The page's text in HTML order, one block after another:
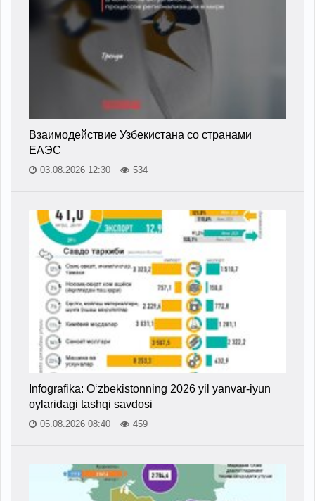
Взаимодействие Узбекистана со странами
ЕАЭС
03.08.2026 12:30 534
Infografika: O‘zbekistonning 2026 yil yanvar-iyun
oylaridagi tashqi savdosi
05.08.2026 08:40 459